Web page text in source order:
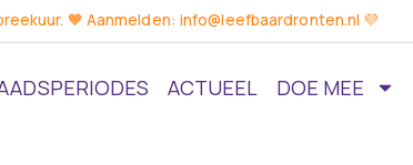
🧡 Aanmelden: info@leefbaardronten.nl 💜
ACTUEEL DOE MEE